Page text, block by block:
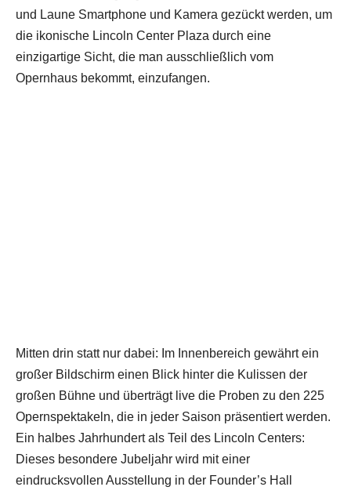
und Laune Smartphone und Kamera gezückt werden, um
die ikonische Lincoln Center Plaza durch eine
einzigartige Sicht, die man ausschließlich vom
Opernhaus bekommt, einzufangen.
Mitten drin statt nur dabei: Im Innenbereich gewährt ein
großer Bildschirm einen Blick hinter die Kulissen der
großen Bühne und überträgt live die Proben zu den 225
Opernspektakeln, die in jeder Saison präsentiert werden.
Ein halbes Jahrhundert als Teil des Lincoln Centers:
Dieses besondere Jubeljahr wird mit einer
eindrucksvollen Ausstellung in der Founder’s Hall